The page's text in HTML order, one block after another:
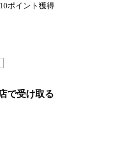
10ポイント獲得
で受け取る